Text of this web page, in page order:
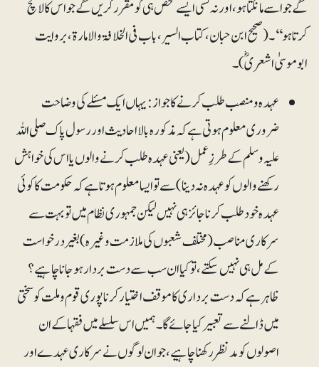
گے جو اسے مانگتا ہو، اور نہ کسی ایسے شخص ہی کو مقرر کریں گے جو اس کا لالچ
کرتا ہو‘‘۔ (صحیح ابن حبان، کتاب السیر، باب فی الخلافۃ والامارۃ ، بروایت
ابوموسیٰ اشعریؓ)۔
عہدہ و منصب طلب کرنے کا جواز: یہاں ایک مسئلے کی وضاحت
ضروری معلوم ہوتی ہے کہ مذکورہ بالا احادیث اور رسول پاک صلی اللہ
علیہ وسلم کے طرزِعمل (یعنی عہدہ طلب کرنے والوں یا اس کی خواہش
رکھنے والوں کو عہدہ نہ دینا ) سے تو ایسا معلوم ہوتا ہے کہ حکومت کا کوئی
عہدہ خود طلب کرنا جائز ہی نہیں لیکن جمہوری نظام میں توبہت سے
سرکاری مناصب (مختلف شعبوں کی ملازمت وغیرہ ) بغیر درخواست
کے مل ہی نہیں سکتے، تو کیا ان سب سے دست بردار ہوجانا چاہیے ؟
ظاہر ہے کہ دست برداری کا موقف اختیار کرنا پوری قوم وملت کو سختی
میں ڈالنے سے تعبیر کیا جائے گا۔ ہمیں اس سلسلے میں فقہا کے ان
اصولوں کومدنظر رکھنا چاہیے، جو ان لوگوں نے سرکاری عہدے اور